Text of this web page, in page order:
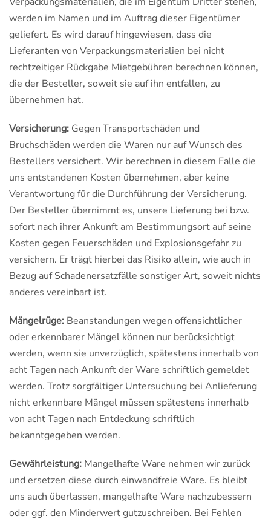
werden im Namen und im Auftrag dieser Eigentümer
geliefert. Es wird darauf hingewiesen, dass die
Lieferanten von Verpackungsmaterialien bei nicht
rechtzeitiger Rückgabe Mietgebühren berechnen können,
die der Besteller, soweit sie auf ihn entfallen, zu
übernehmen hat.
Versicherung: Gegen Transportschäden und
Bruchschäden werden die Waren nur auf Wunsch des
Bestellers versichert. Wir berechnen in diesem Falle die
uns entstandenen Kosten übernehmen, aber keine
Verantwortung für die Durchführung der Versicherung.
Der Besteller übernimmt es, unsere Lieferung bei bzw.
sofort nach ihrer Ankunft am Bestimmungsort auf seine
Kosten gegen Feuerschäden und Explosionsgefahr zu
versichern. Er trägt hierbei das Risiko allein, wie auch in
Bezug auf Schadenersatzfälle sonstiger Art, soweit nichts
anderes vereinbart ist.
Mängelrüge: Beanstandungen wegen offensichtlicher
oder erkennbarer Mängel können nur berücksichtigt
werden, wenn sie unverzüglich, spätestens innerhalb von
acht Tagen nach Ankunft der Ware schriftlich gemeldet
werden. Trotz sorgfältiger Untersuchung bei Anlieferung
nicht erkennbare Mängel müssen spätestens innerhalb
von acht Tagen nach Entdeckung schriftlich
bekanntgegeben werden.
Gewährleistung: Mangelhafte Ware nehmen wir zurück
und ersetzen diese durch einwandfreie Ware. Es bleibt
uns auch überlassen, mangelhafte Ware nachzubessern
oder ggf. den Minderwert gutzuschreiben. Bei Fehlen